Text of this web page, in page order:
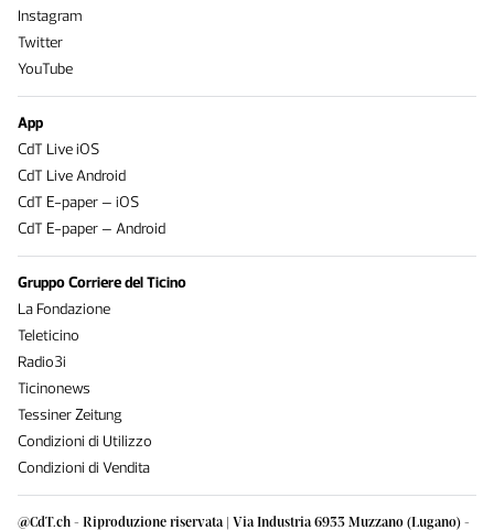
@CdT.ch - Riproduzione riservata | Via Industria 6933 Muzzano (Lugano) -
Instagram
Twitter
YouTube
App
CdT Live iOS
CdT Live Android
CdT E-paper – iOS
CdT E-paper – Android
Gruppo Corriere del Ticino
La Fondazione
Teleticino
Radio3i
Ticinonews
Tessiner Zeitung
Condizioni di Utilizzo
Condizioni di Vendita